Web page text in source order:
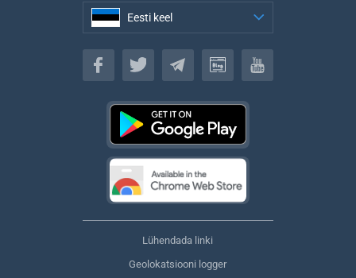
Eesti keel
Eesti keel
Lühendada linki
Geolokatsiooni logger